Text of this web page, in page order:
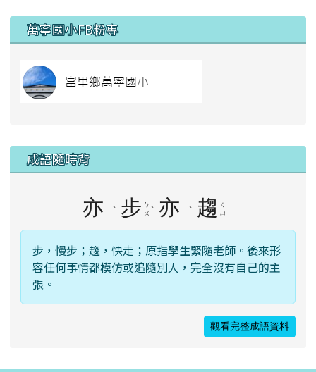
右邊區域內容
萬寧國小FB粉專
成語隨時背
亦 ㄧ ˋ 步 ㄅ
ㄨ ˋ 亦 ㄧ ˋ 趨
ㄑ
ㄩ
步，慢步；趨，快走；原指學生緊隨老師。後來形
容任何事情都模仿或追隨別人，完全沒有自己的主
張。
觀看完整成語資料